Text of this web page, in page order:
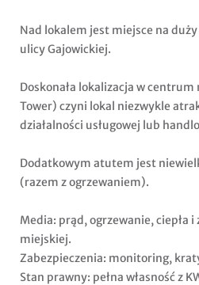
Nad lokalem jest miejsce na
ulicy Gajowickiej.
Doskonała lokalizacja w
Tower) czyni lokal niezwykle
działalności usługowej lub
Dodatkowym atutem jest
(razem z ogrzewaniem).
Media: prąd, ogrzewanie, ciepła i
miejskiej.
Zabezpieczenia: monitoring,
Stan prawny: pełna własność z